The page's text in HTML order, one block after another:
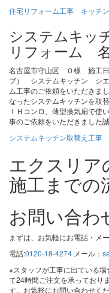
住宅リフォーム工事 キッチ
システムキッ
リフォーム
名古屋市守山区 Ｏ様 施工日
ブ） システムキッチン シ
ム工事のご依頼をいただきま
なったシステムキッチンを取
ＩＨコンロ、薄型換気扇で使
事のご依頼をいただきました
システムキッチン取替え工
エクスリア
施工までの
お問い合わ
まずは、お気軽にお電話・メ
電話:0120-18-4274 メール：
※スタッフが工事に出ている
て24時間ご注文を承っており
す。お気軽にお問い合わせくだ